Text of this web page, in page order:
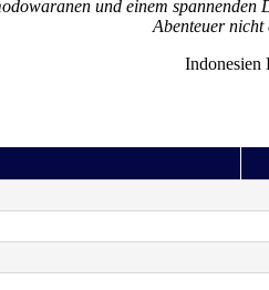
und einem
Abenteuer nicht
Indonesien